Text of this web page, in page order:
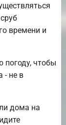
времени и
погоду, чтобы
- не в
дома на